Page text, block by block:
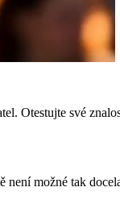
Otestujte své
není možné tak